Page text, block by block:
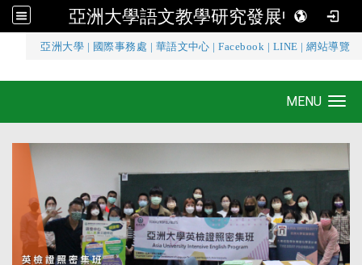
亞洲大學語文教學研究發展中心
亞洲大學 國際事務處 華語文中心 |Facebook LINE |網站導覽
亞洲大學語文教學研究發展中心
MENU